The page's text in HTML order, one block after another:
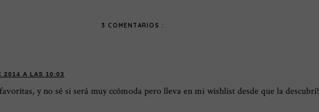
3 COMENTARIOS :
2014 A LAS 10:03
y no sé si será muy ccómoda pero lleva en mi wishlist desde que la descubrí!